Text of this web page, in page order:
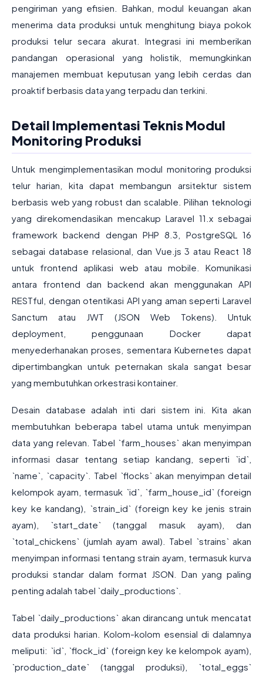
pengiriman yang efisien. Bahkan, modul keuangan akan
menerima data produksi untuk menghitung biaya pokok
produksi telur secara akurat. Integrasi ini memberikan
pandangan operasional yang holistik, memungkinkan
manajemen membuat keputusan yang lebih cerdas dan
proaktif berbasis data yang terpadu dan terkini.
Detail Implementasi Teknis Modul
Monitoring Produksi
Untuk mengimplementasikan modul monitoring produksi
telur harian, kita dapat membangun arsitektur sistem
berbasis web yang robust dan scalable. Pilihan teknologi
yang direkomendasikan mencakup Laravel 11.x sebagai
framework backend dengan PHP 8.3, PostgreSQL 16
sebagai database relasional, dan Vue.js 3 atau React 18
untuk frontend aplikasi web atau mobile. Komunikasi
antara frontend dan backend akan menggunakan API
RESTful, dengan otentikasi API yang aman seperti Laravel
Sanctum atau JWT (JSON Web Tokens). Untuk
deployment, penggunaan Docker dapat
menyederhanakan proses, sementara Kubernetes dapat
dipertimbangkan untuk peternakan skala sangat besar
yang membutuhkan orkestrasi kontainer.
Desain database adalah inti dari sistem ini. Kita akan
membutuhkan beberapa tabel utama untuk menyimpan
data yang relevan. Tabel `farm_houses` akan menyimpan
informasi dasar tentang setiap kandang, seperti `id`,
`name`, `capacity`. Tabel `flocks` akan menyimpan detail
kelompok ayam, termasuk `id`, `farm_house_id` (foreign
key ke kandang), `strain_id` (foreign key ke jenis strain
ayam), `start_date` (tanggal masuk ayam), dan
`total_chickens` (jumlah ayam awal). Tabel `strains` akan
menyimpan informasi tentang strain ayam, termasuk kurva
produksi standar dalam format JSON. Dan yang paling
penting adalah tabel `daily_productions`.
Tabel `daily_productions` akan dirancang untuk mencatat
data produksi harian. Kolom-kolom esensial di dalamnya
meliputi: `id`, `flock_id` (foreign key ke kelompok ayam),
`production_date` (tanggal produksi), `total_eggs`